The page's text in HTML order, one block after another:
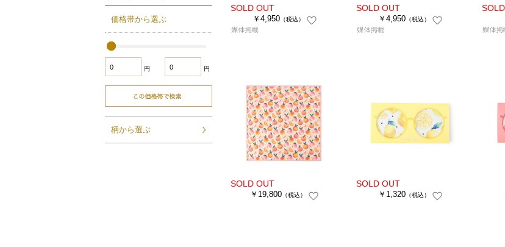
￥4,950（税込） ￥4,950（税込）
￥19,800 （税込） ￥1,320（税込）
価格帯から選ぶ
円 円
柄から選ぶ